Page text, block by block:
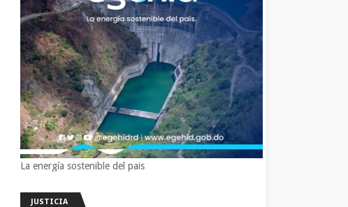
La energía sostenible del pais
JUSTICIA